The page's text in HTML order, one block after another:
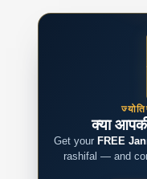
क्या
Get your FREE
rashifal — and